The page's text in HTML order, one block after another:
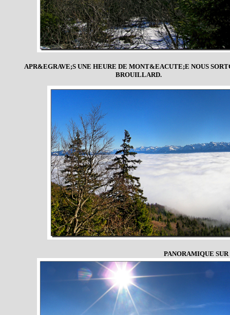
APR&EGRAVE;S UNE HEURE DE MONT&EACUTE;E NOUS
BROUILLARD.
PANORAMIQUE